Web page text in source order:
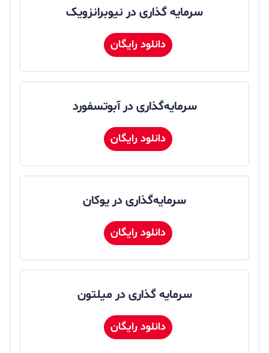
سرمایه گذاری در نیوبرانزویک
دانلود رایگان
سرمایه‌گذاری در آبوتسفورد
دانلود رایگان
سرمایه‌گذاری در یوکان
دانلود رایگان
سرمایه گذاری در میلتون
دانلود رایگان